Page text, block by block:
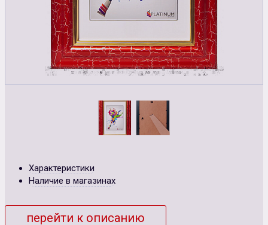
Характеристики
Наличие в магазинах
перейти к описанию